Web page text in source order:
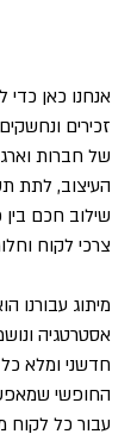
אנחנו כאן כדי
זכירים
של חברות
העיצוב, לתת
שילוב חכם בין
צרכי לקוח
מיתוג עבורנו
אסטרטגיה
חדשני ומלא
החופשי
עבור כל לקוח